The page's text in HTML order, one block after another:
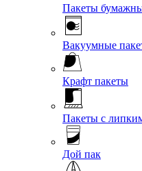
Пакеты
Вакуумные
Крафт пакеты
Пакеты с
Дой пак